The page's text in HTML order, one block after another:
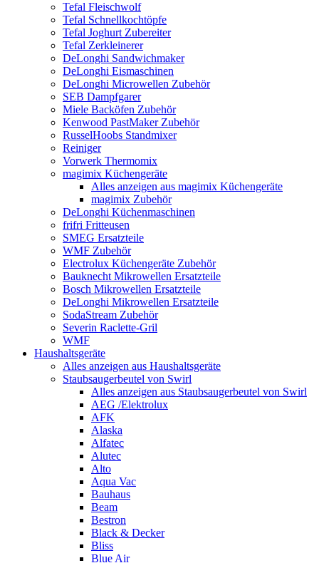
Tefal Fleischwolf
Tefal Schnellkochtöpfe
Tefal Joghurt Zubereiter
Tefal Zerkleinerer
DeLonghi Sandwichmaker
DeLonghi Eismaschinen
DeLonghi Microwellen Zubehör
SEB Dampfgarer
Miele Backöfen Zubehör
Kenwood PastMaker Zubehör
RusselHoobs Standmixer
Reiniger
Vorwerk Thermomix
magimix Küchengeräte
Alles anzeigen aus magimix Küchengeräte
magimix Zubehör
DeLonghi Küchenmaschinen
frifri Fritteusen
SMEG Ersatzteile
WMF Zubehör
Electrolux Küchengeräte Zubehör
Bauknecht Mikrowellen Ersatzteile
Bosch Mikrowellen Ersatzteile
DeLonghi Mikrowellen Ersatzteile
SodaStream Zubehör
Severin Raclette-Gril
WMF
Haushaltsgeräte
Alles anzeigen aus Haushaltsgeräte
Staubsaugerbeutel von Swirl
Alles anzeigen aus Staubsaugerbeutel von Swirl
AEG /Elektrolux
AFK
Alaska
Alfatec
Alutec
Alto
Aqua Vac
Bauhaus
Beam
Bestron
Black & Decker
Bliss
Blue Air